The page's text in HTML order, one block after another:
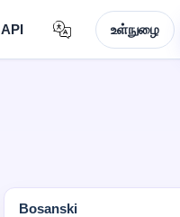
API உள்நுழை
Bosanski